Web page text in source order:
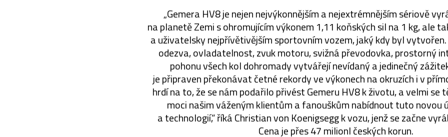
„Gemera HV8 je nejen nejvýkonnějším a nejextrémnějším sériově
na planetě Zemi s ohromujícím výkonem 1,11 koňských sil na 1 kg, ale
a uživatelsky nejpřívětivějším sportovním vozem, jaký kdy byl
odezva, ovladatelnost, zvuk motoru, svižná převodovka, prostorný
pohonu všech kol dohromady vytvářejí nevídaný a jedinečný
je připraven překonávat četné rekordy ve výkonech na okruzích i v
hrdí na to, že se nám podařilo přivést Gemeru HV8 k životu, a velmi se
moci našim váženým klientům a fanouškům nabídnout tuto novou
a technologií,“ říká Christian von Koenigsegg k vozu, jenž se začne
Cena je přes 47 milionl českých korun.